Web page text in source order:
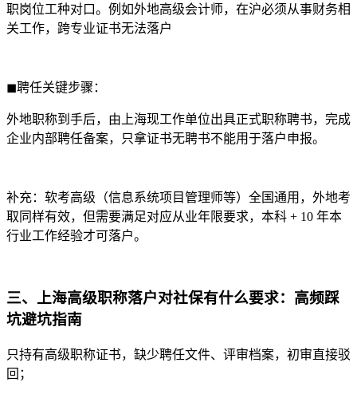
职岗位工种对口。例如外地高级会计师，在沪必须从事财务相
关工作，跨专业证书无法落户
◼聘任关键步骤：
外地职称到手后，由上海现工作单位出具正式职称聘书，完成
企业内部聘任备案，只拿证书无聘书不能用于落户申报。
补充：软考高级（信息系统项目管理师等）全国通用，外地考
取同样有效，但需要满足对应从业年限要求，本科 + 10 年本
行业工作经验才可落户。
三、上海高级职称落户对社保有什么要求：高频踩
坑避坑指南
只持有高级职称证书，缺少聘任文件、评审档案，初审直接驳
回；